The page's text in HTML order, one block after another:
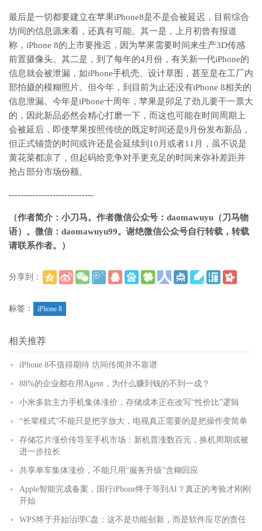
最后是一切都要建立在苹果iPhone8是不是会被延迟，目前综合
坊间的信息源来看，还真有可能。其一是，上月初曾有报道
称，iPhone 8的上市要推迟，因为苹果需要时间来生产3D传感
前置摄像头。其二是，到了每年的4月份，有关新一代iPhone的
信息就会被泄漏，如iPhone手机壳、设计草图，甚至是在工厂内
部拍摄的模糊照片。但今年，到目前为止还没有iPhone 8相关的
信息泄漏。今年是iPhone十周年，苹果是卯足了劲儿要干一票大
的，因此新品必然会精心打磨一下，而这也可能在时间周期上
会被延后，即使苹果按照传统的既定时间还是9月份发布新品，
但正式铺货的时间或许还是会延续到10月或者11月，虽不说是
黄花菜都凉了，但起码给竞争对手更充足的时间来弥补差距并
抢占部分市场份额。
-----------------------------
（作者简介：小刀马。作者微信公众号：daomawuyu （刀马物
语）。微信：daomawuyu99。谢绝微信公众号自行转载，转载
请联系作者。）
分享到：
标签：
iPhone 8
相关推荐
iPhone 8不值得期待 坊间传闻并不靠谱
88%的企业都在用Agent，为什么赚到钱的不到一成？
小米多款主力手机集体涨价，存储成本正在改写“性价比”逻辑
“长辈模式”不能只是把字放大，电视真正需要的是把操作变简单
存储芯片涨价传导至手机市场：新机普涨数百元，换机周期或被
进一步拉长
共享单车集体涨价，不能只用“服务升级”含糊回应
Apple智能完成备案，国行iPhone终于等到AI？真正的考验才刚刚
开始
WPS终于开始治理C盘：这不是功能创新，而是软件应尽的责任